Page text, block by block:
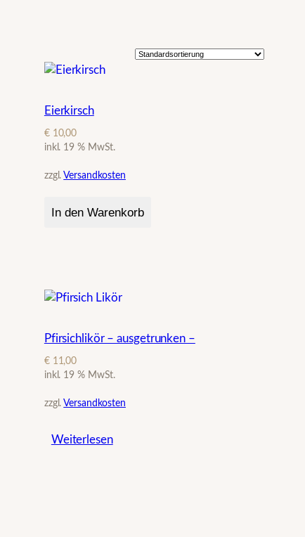
Eierkirsch
€10,00
inkl. 19 % MwSt.
zzgl.Versandkosten
In den Warenkorb
Pfirsichlikör – ausgetrunken –
€11,00
inkl. 19 % MwSt.
zzgl.Versandkosten
Weiterlesen